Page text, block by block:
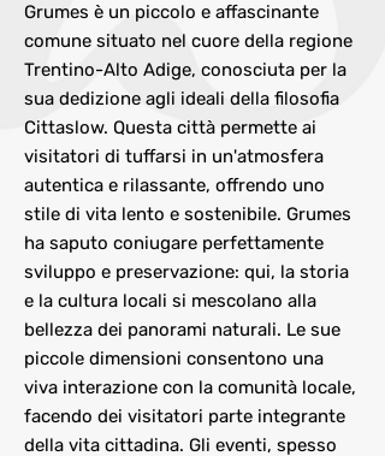
Grumes è un piccolo e affascinante
comune situato nel cuore della regione
Trentino-Alto Adige, conosciuta per la
sua dedizione agli ideali della filosofia
Cittaslow. Questa città permette ai
visitatori di tuffarsi in un'atmosfera
autentica e rilassante, offrendo uno
stile di vita lento e sostenibile. Grumes
ha saputo coniugare perfettamente
sviluppo e preservazione: qui, la storia
e la cultura locali si mescolano alla
bellezza dei panorami naturali. Le sue
piccole dimensioni consentono una
viva interazione con la comunità locale,
facendo dei visitatori parte integrante
della vita cittadina. Gli eventi, spesso